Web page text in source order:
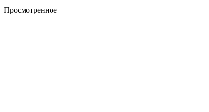
Просмотренное